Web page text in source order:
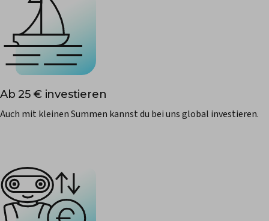
Ab 25 € investieren
Auch mit kleinen Summen kannst du bei uns global investieren.